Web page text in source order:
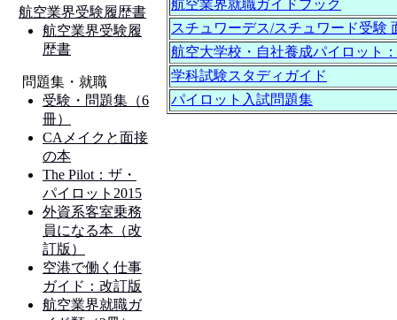
航空業界就職ガイドブック
スチュワーデス/スチュワード受験
航空大学校・自社養成パイロット
学科試験スタディガイド
パイロット入試問題集